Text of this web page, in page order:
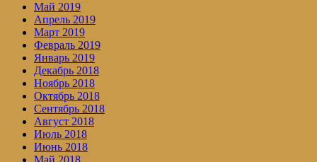
Май 2019
Апрель 2019
Март 2019
Февраль 2019
Январь 2019
Декабрь 2018
Ноябрь 2018
Октябрь 2018
Сентябрь 2018
Август 2018
Июль 2018
Июнь 2018
Май 2018